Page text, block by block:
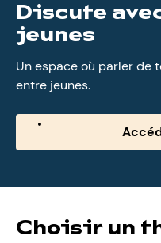
Discute
jeunes
Un espace où parler de
entre jeunes.
Choisir un